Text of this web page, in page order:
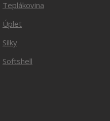
Teplákovina
Úplet
Silky
Softshell